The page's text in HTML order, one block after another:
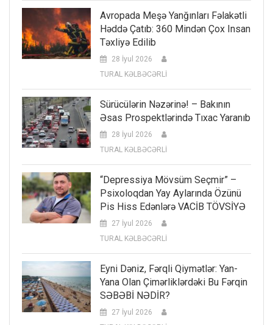
Avropada Meşə Yanğınları Fəlakətli
Həddə Çatıb: 360 Mindən Çox Insan
Təxliyə Edilib
28 İyul 2026
TURAL KƏLBƏCƏRLİ
Sürücülərin Nəzərinə! – Bakının
Əsas Prospektlərində Tıxac Yaranıb
28 İyul 2026
TURAL KƏLBƏCƏRLİ
“Depressiya Mövsüm Seçmir” –
Psixoloqdan Yay Aylarında Özünü
Pis Hiss Edənlərə VACİB TÖVSİYƏ
27 İyul 2026
TURAL KƏLBƏCƏRLİ
Eyni Dəniz, Fərqli Qiymətlər: Yan-
Yana Olan Çimərliklərdəki Bu Fərqin
SƏBƏBİ NƏDİR?
27 İyul 2026